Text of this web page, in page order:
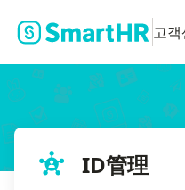
고객
ID管理